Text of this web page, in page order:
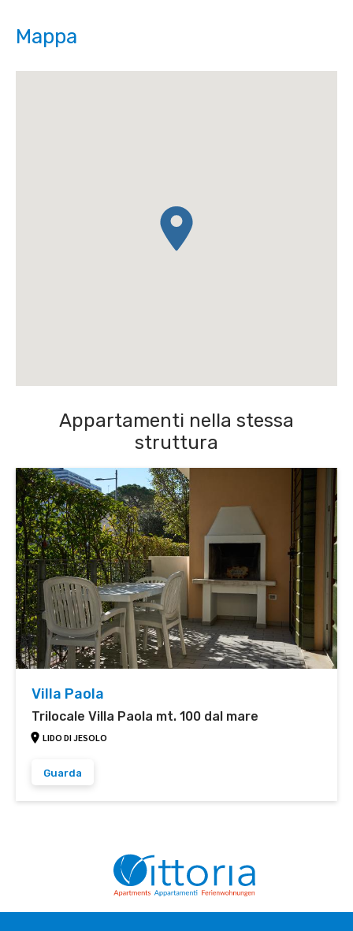
Mappa
Appartamenti nella stessa
struttura
Villa Paola
Trilocale Villa Paola mt. 100 dal mare
LIDO DI JESOLO
Guarda